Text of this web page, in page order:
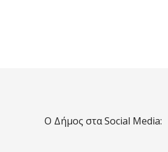
Ο Δήμος στα Social Media: